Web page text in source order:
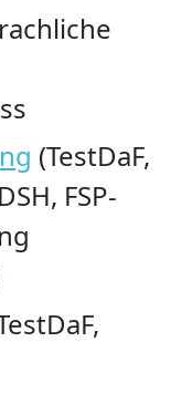
(TestDaF,
FSP-